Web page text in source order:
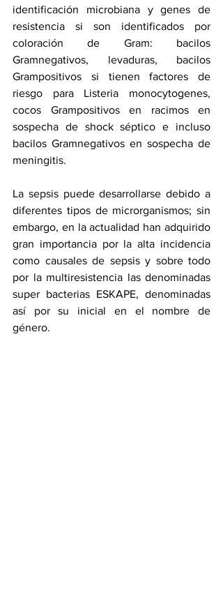
identificación microbiana y genes de
resistencia si son identificados por
coloración de Gram: bacilos
Gramnegativos, levaduras, bacilos
Grampositivos si tienen factores de
riesgo para Listeria monocytogenes,
cocos Grampositivos en racimos en
sospecha de shock séptico e incluso
bacilos Gramnegativos en sospecha de
meningitis.
La sepsis puede desarrollarse debido a
diferentes tipos de microrganismos; sin
embargo, en la actualidad han adquirido
gran importancia por la alta incidencia
como causales de sepsis y sobre todo
por la multiresistencia las denominadas
super bacterias ESKAPE, denominadas
así por su inicial en el nombre de
género.